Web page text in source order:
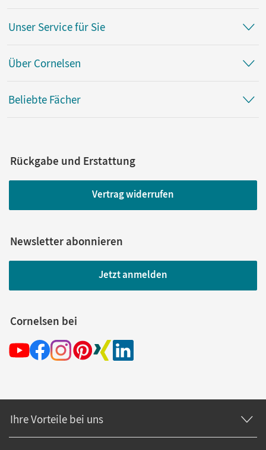
Unser Service für Sie
Über Cornelsen
Beliebte Fächer
Rückgabe und Erstattung
Vertrag widerrufen
Newsletter abonnieren
Jetzt anmelden
Cornelsen bei
Ihre Vorteile bei uns